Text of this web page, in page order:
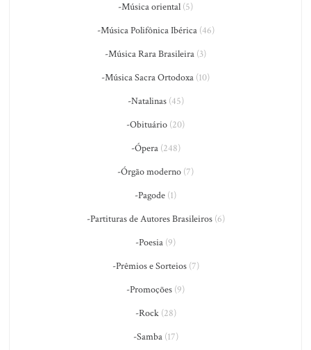
-Música oriental (5)
-Música Polifônica Ibérica(46)
-Música Rara Brasileira (3)
-Música Sacra Ortodoxa (10)
-Natalinas(45)
-Obituário (20)
-Ópera(248)
-Órgão moderno (7)
-Pagode (1)
-Partituras de Autores Brasileiros(6)
-Poesia (9)
-Prêmios e Sorteios(7)
-Promoções (9)
-Rock(28)
-Samba(17)